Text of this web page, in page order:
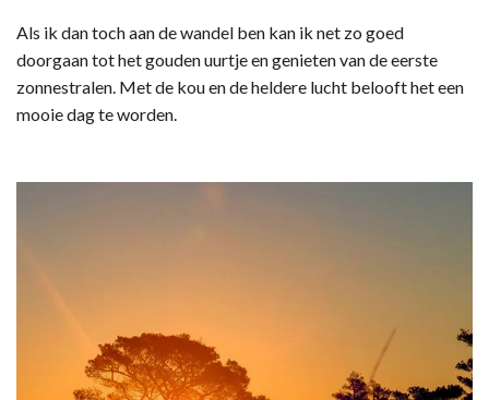
Als ik dan toch aan de wandel ben kan ik net zo goed
doorgaan tot het gouden uurtje en genieten van de eerste
zonnestralen. Met de kou en de heldere lucht belooft het een
mooie dag te worden.